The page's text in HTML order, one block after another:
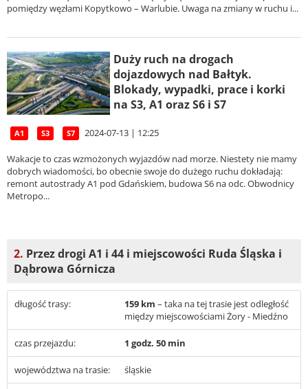
pomiędzy węzłami Kopytkowo – Warlubie. Uwaga na zmiany w ruchu i...
Duży ruch na drogach
dojazdowych nad Bałtyk.
Blokady, wypadki, prace i korki
na S3, A1 oraz S6 i S7
A1 S3 S7 2024-07-13 | 12:25
Wakacje to czas wzmożonych wyjazdów nad morze. Niestety nie mamy
dobrych wiadomości, bo obecnie swoje do dużego ruchu dokładają:
remont autostrady A1 pod Gdańskiem, budowa S6 na odc. Obwodnicy
Metropo...
2. Przez drogi A1 i 44 i miejscowości Ruda Śląska i
Dąbrowa Górnicza
długość trasy: 159 km – taka na tej trasie jest odległość
między miejscowościami Żory - Miedźno
czas przejazdu: 1 godz. 50 min
województwa na trasie: śląskie